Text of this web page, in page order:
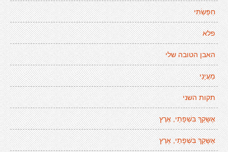
חִפַּשְׂתִּי
פלא
האבן הטובה שלי
מַעֲיָנַי
תקות השני
אֶשָּקֵךְ בִּשְׁפָתַי, אֶרֶץ
אֶשָּקֵךְ בִּשְׁפָתַי, אֶרֶץ